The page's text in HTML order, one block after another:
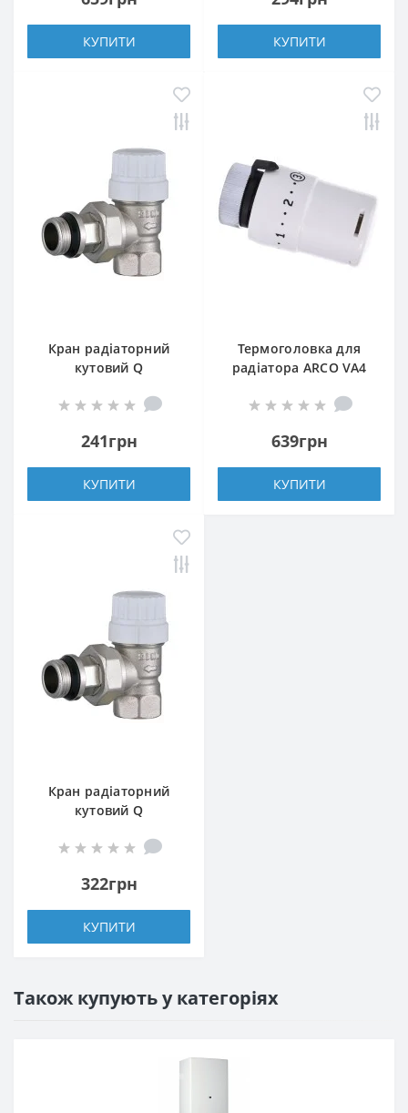
КУПИТИ КУПИТИ
Кран радіаторний
кутовий Q
NV-QP5007 під ключ з
241грн
КУПИТИ
Термоголовка для
радіатора ARCO VA4
639грн
КУПИТИ
Кран радіаторний
кутовий Q
NV-QP5017 під
ущільнювачем
322грн
КУПИТИ
Також купують у категоріях